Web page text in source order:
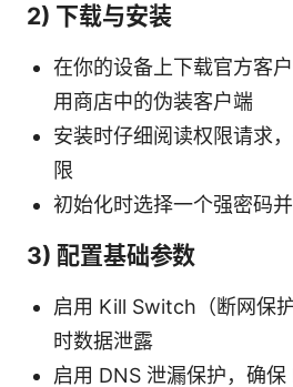
2) 下载与安装
在你的设备上下载官方客
用商店中的伪装客户端
安装时仔细阅读权限请求
限
初始化时选择一个强密码
3) 配置基础参数
启用 Kill Switch（断网保
时数据泄露
启用 DNS 泄漏保护，确